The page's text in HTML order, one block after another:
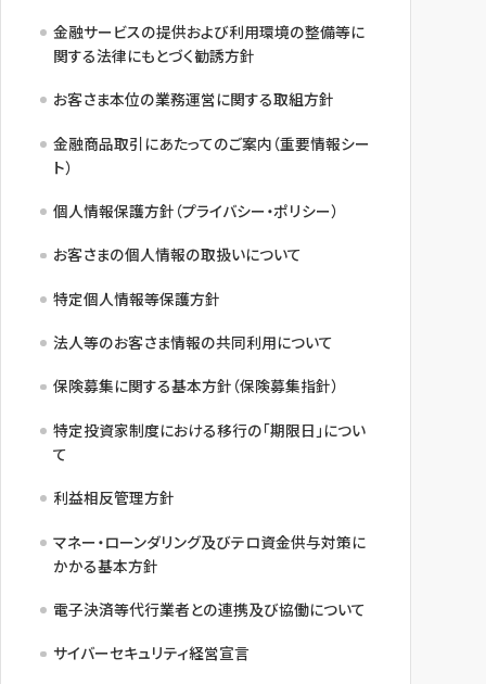
金融サービスの提供および利用環境の整備等に
関する法律にもとづく勧誘方針
お客さま本位の業務運営に関する取組方針
金融商品取引にあたってのご案内（重要情報シー
ト）
個人情報保護方針（プライバシー・ポリシー）
お客さまの個人情報の取扱いについて
特定個人情報等保護方針
法人等のお客さま情報の共同利用について
保険募集に関する基本方針（保険募集指針）
特定投資家制度における移行の「期限日」につい
て
利益相反管理方針
マネー・ローンダリング及びテロ資金供与対策に
かかる基本方針
電子決済等代行業者との連携及び協働について
サイバーセキュリティ経営宣言